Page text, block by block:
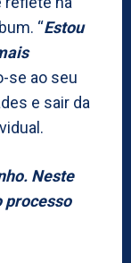
“Estou
se ao seu
e sair da
Neste
processo